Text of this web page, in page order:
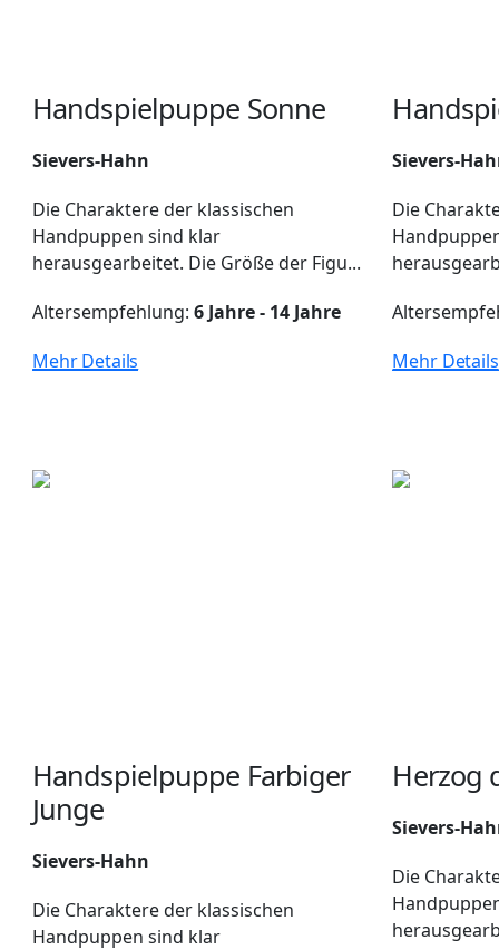
Handspielpuppe Sonne
Sievers-Hahn
Die Charaktere der klassischen
Handpuppen sind klar
herausgearbeitet. Die Größe der Figu...
Altersempfehlung:6 Jahre - 14 Jahre
Mehr Details
Sievers-
Die
Mehr Details
Handspielpuppe Farbiger
Junge
Sievers-Hahn
Die Charaktere der klassischen
Handpuppen sind klar
Herzog
Sievers-
Die